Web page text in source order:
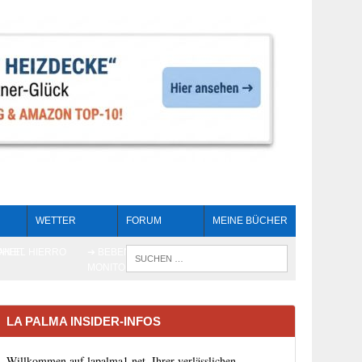
WETTER FORUM MEINE BÜCHER
LA PALMA INSIDER-INFOS